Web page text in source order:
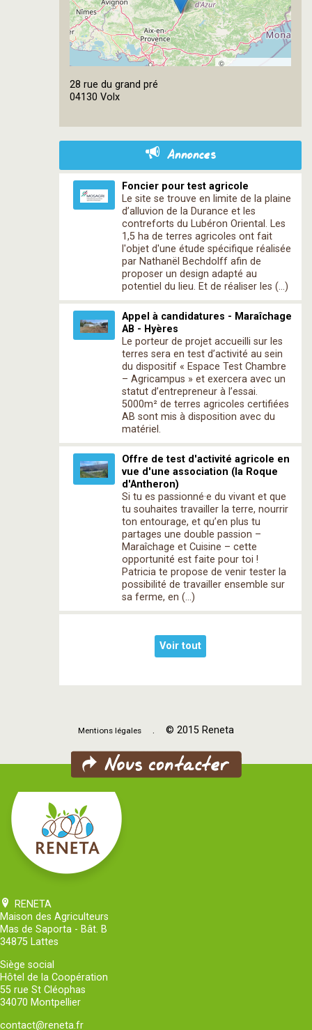
©
28 rue du grand pré
04130 Volx
Annonces
Foncier pour test agricole
Le site se trouve en limite de la plaine
d’alluvion de la Durance et les
contreforts du Lubéron Oriental. Les
1,5 ha de terres agricoles ont fait
l'objet d'une étude spécifique réalisée
par Nathanël Bechdolff afin de
proposer un design adapté au
potentiel du lieu. Et de réaliser les (…)
Appel à candidatures - Maraîchage
AB - Hyères
Le porteur de projet accueilli sur les
terres sera en test d’activité au sein
du dispositif « Espace Test Chambre
– Agricampus » et exercera avec un
statut d’entrepreneur à l’essai.
5000m² de terres agricoles certifiées
AB sont mis à disposition avec du
matériel.
Offre de test d'activité agricole en
vue d'une association (la Roque
d'Antheron)
Si tu es passionné·e du vivant et que
tu souhaites travailler la terre, nourrir
ton entourage, et qu’en plus tu
partages une double passion –
Maraîchage et Cuisine – cette
opportunité est faite pour toi !
Patricia te propose de venir tester la
possibilité de travailler ensemble sur
sa ferme, en (…)
Voir tout
Mentions légales . © 2015 Reneta
RENETA
Maison des Agriculteurs
Mas de Saporta - Bât. B
34875 Lattes
Siège social
Hôtel de la Coopération
55 rue St Cléophas
34070 Montpellier
contact@reneta.fr